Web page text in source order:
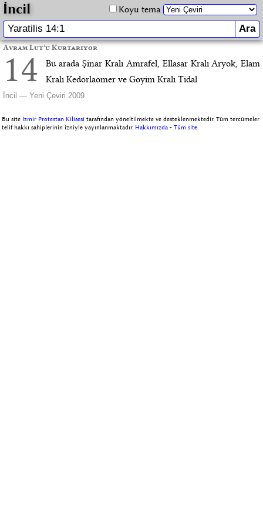
İncil Koyu tema
Avram Lut’u Kurtarıyor
14
Bu arada Şinar Kralı Amrafel, Ellasar Kralı Aryok, Elam
Kralı Kedorlaomer ve Goyim Kralı Tidal
İncil — Yeni Çeviri 2009
Bu site İzmir Protestan Kilisesi tarafından yöneltilmekte ve desteklenmektedir. Tüm tercümeler
telif hakkı sahiplerinin izniyle yayınlanmaktadır. Hakkımızda -Tüm site